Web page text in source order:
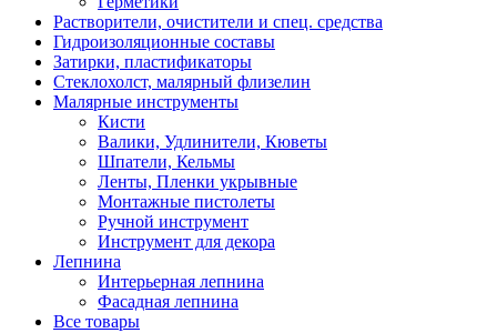
Растворители, очистители и спец. средства
Гидроизоляционные составы
Затирки, пластификаторы
Стеклохолст, малярный флизелин
Малярные инструменты
Кисти
Валики, Удлинители, Кюветы
Шпатели, Кельмы
Ленты, Пленки укрывные
Монтажные пистолеты
Ручной инструмент
Инструмент для декора
Лепнина
Интерьерная лепнина
Фасадная лепнина
Все товары